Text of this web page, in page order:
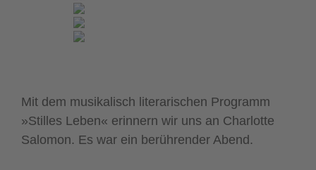
Mit dem musikalisch literarischen Programm
»Stilles Leben« erinnern wir uns an Charlotte
Salomon. Es war ein berührender Abend.